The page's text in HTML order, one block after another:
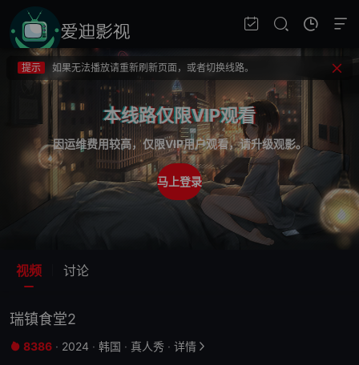
提示
视频载入速度跟网速有关，请耐心等待几秒钟。
提示
不要轻易相信视频中的广告，谨防上当受骗!
提示
如果无法播放请重新刷新页面，或者切换线路。
视频载入速度跟网速有关，请耐心等待几秒钟。
不要轻易相信视频中的广告，谨防上当受骗!
本线路仅限VIP观看
因运维费用较高，仅限VIP用户观看，请升级观影。
马上登录
视频 讨论
瑞镇食堂2
 8386 · 2024 · 韩国 · 真人秀 · 详情 